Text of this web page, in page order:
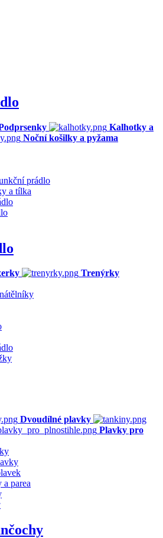
Kalhotky a
Noční košilky a pyžama
prádlo
a tílka
Trenýrky
Dvoudílné plavky
Plavky pro
a parea